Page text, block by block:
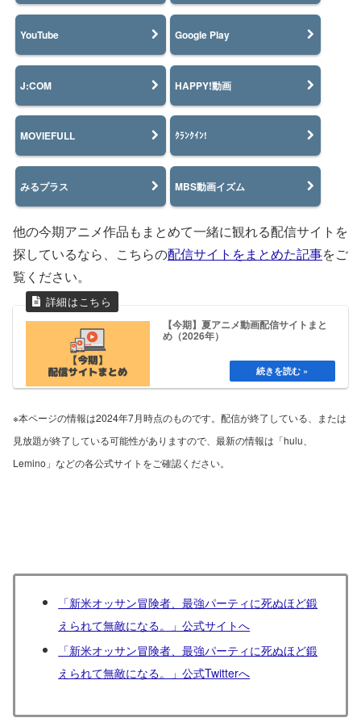
YouTube Google Play
J:COM HAPPY!動画
MOVIEFULL ｸﾗﾝｸｲﾝ!
みるプラス MBS動画イズム
他の今期アニメ作品もまとめて一緒に観れる配信サイトを
探しているなら、こちらの配信サイトをまとめた記事をご
覧ください。
【今期】夏アニメ動画配信サイトまと
め（2026年）
※本ページの情報は2024年7月時点のものです。配信が終了している、または
見放題が終了している可能性がありますので、最新の情報は「hulu、
Lemino」などの各公式サイトをご確認ください。
「新米オッサン冒険者、最強パーティに死ぬほど鍛
えられて無敵になる。」公式サイトへ
「新米オッサン冒険者、最強パーティに死ぬほど鍛
えられて無敵になる。」公式Twitterへ